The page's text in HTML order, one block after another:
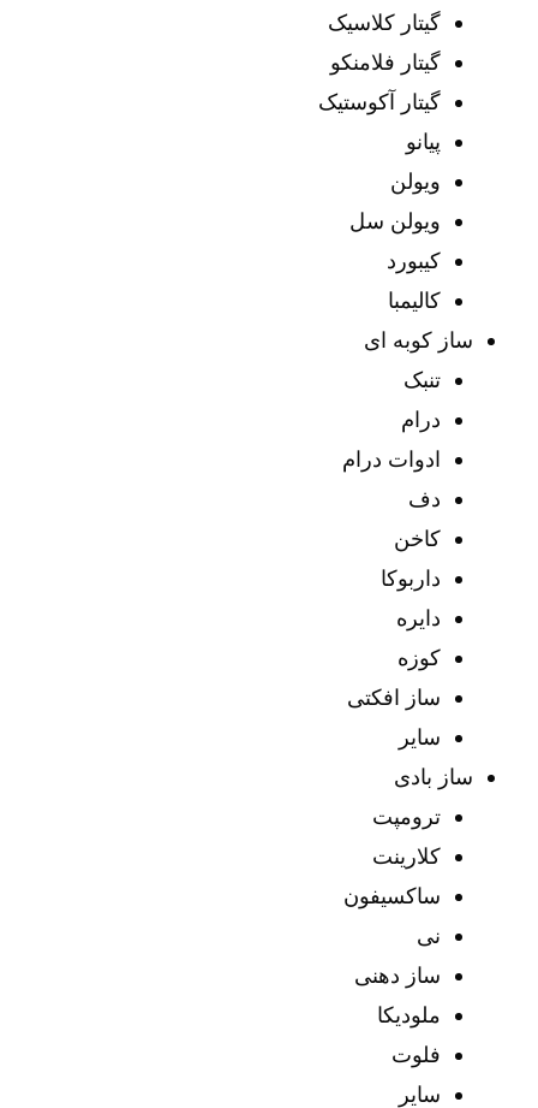
گیتار کلاسیک
گیتار فلامنکو
گیتار آکوستیک
پیانو
ویولن
ویولن سل
کیبورد
کالیمبا
ساز کوبه ای
تنبک
درام
ادوات درام
دف
کاخن
داربوکا
دایره
کوزه
ساز افکتی
سایر
ساز بادی
ترومپت
کلارینت
ساکسیفون
نی
ساز دهنی
ملودیکا
فلوت
سایر